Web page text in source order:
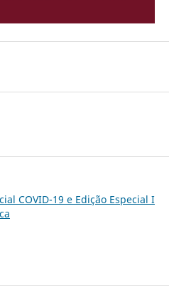
COVID-19 e Edição Especial I